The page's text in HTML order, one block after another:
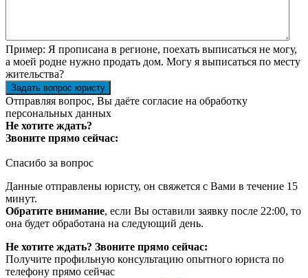
Пример: Я прописана в регионе, поехать выписаться не могу,
а моей родне нужно продать дом. Могу я выписаться по месту
жительства?
Задать вопрос юристу
Отправляя вопрос, Вы даёте согласие на обработку
персональных данных
Не хотите ждать?
Звоните прямо сейчас:
Спасибо за вопрос
Данные отправлены юристу, он свяжется с Вами в течение 15
минут.
Обратите внимание, если Вы оставили заявку после 22:00, то
она будет обработана на следующий день.
Не хотите ждать? Звоните прямо сейчас:
Получите профильную консультацию опытного юриста по
телефону прямо сейчас